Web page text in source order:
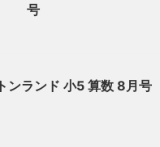
号
ンランド 小5 算数 8月号